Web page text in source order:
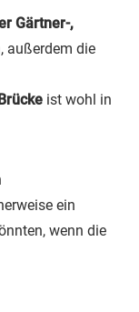
Gärtner-,
außerdem die
ist wohl in
ein
wenn die